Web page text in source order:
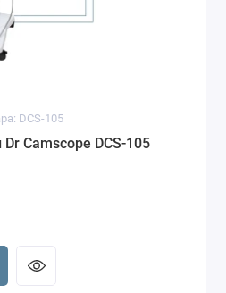
DCS-105
Camscope DCS-105